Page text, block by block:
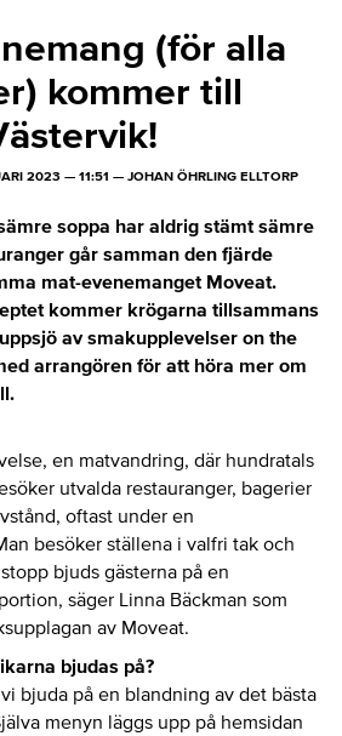
(för alla
kommer till
2023 — 11:51 — JOHAN ÖHRLING ELLTORP
soppa har aldrig stämt sämre
går samman den fjärde
mat-evenemanget Moveat.
kommer krögarna tillsammans
av smakupplevelser on the
arrangören för att höra mer om
en matvandring, där hundratals
utvalda restauranger, bagerier
oftast under en
besöker ställena i valfri tak och
bjuds gästerna på en
säger Linna Bäckman som
av Moveat.
bjudas på?
bjuda på en blandning av det bästa
menyn läggs upp på hemsidan